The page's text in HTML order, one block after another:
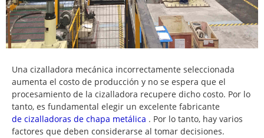
Una cizalladora mecánica incorrectamente seleccionada
aumenta el costo de producción y no se espera que el
procesamiento de la cizalladora recupere dicho costo. Por lo
tanto, es fundamental elegir un excelente fabricante
de cizalladoras de chapa metálica . Por lo tanto, hay varios
factores que deben considerarse al tomar decisiones.